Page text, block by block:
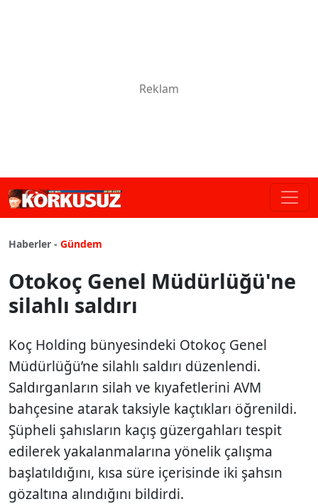
Haberler - Gündem
Otokoç Genel Müdürlüğü'ne
silahlı saldırı
Koç Holding bünyesindeki Otokoç Genel
Müdürlüğü’ne silahlı saldırı düzenlendi.
Saldırganların silah ve kıyafetlerini AVM
bahçesine atarak taksiyle kaçtıkları öğrenildi.
Şüpheli şahısların kaçış güzergahları tespit
edilerek yakalanmalarına yönelik çalışma
başlatıldığını, kısa süre içerisinde iki şahsın
gözaltına alındığını bildirdi.